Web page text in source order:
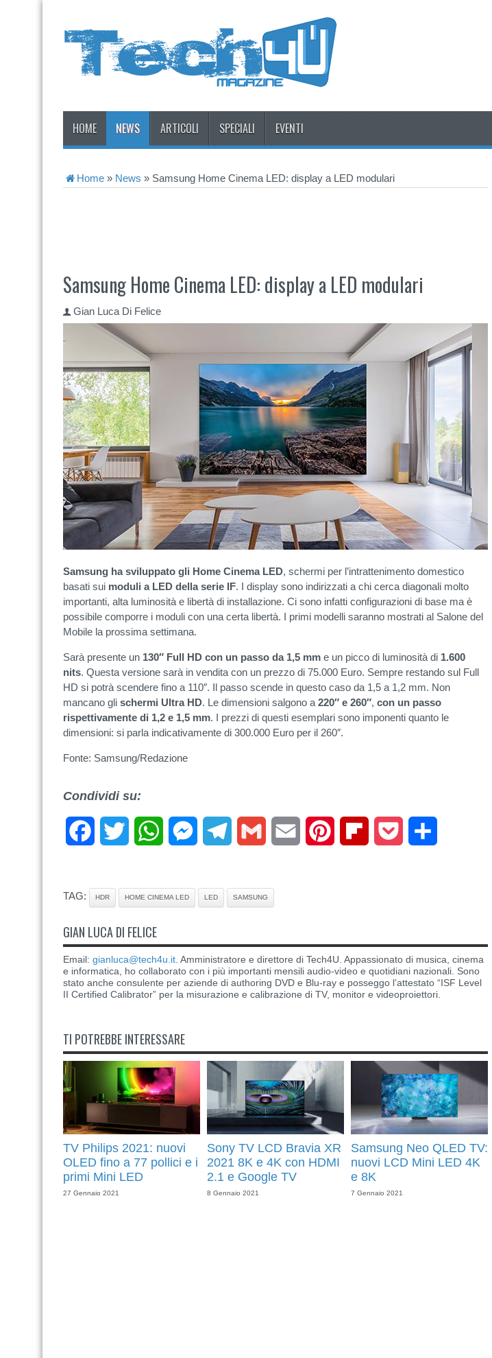
HOME NEWS ARTICOLI SPECIALI EVENTI
Home » News » Samsung Home Cinema LED: display a LED modulari
Samsung Home Cinema LED: display a LED modulari
Gian Luca Di Felice
Samsung ha sviluppato gli Home Cinema LED, schermi per l’intrattenimento domestico
basati sui moduli a LED della serie IF. I display sono indirizzati a chi cerca diagonali molto
importanti, alta luminosità e libertà di installazione. Ci sono infatti configurazioni di base ma è
possibile comporre i moduli con una certa libertà. I primi modelli saranno mostrati al Salone del
Mobile la prossima settimana.
Sarà presente un 130″ Full HD con un passo da 1,5 mm e un picco di luminosità di 1.600
nits. Questa versione sarà in vendita con un prezzo di 75.000 Euro. Sempre restando sul Full
HD si potrà scendere fino a 110″. Il passo scende in questo caso da 1,5 a 1,2 mm. Non
mancano gli schermi Ultra HD. Le dimensioni salgono a 220″ e 260″, con un passo
rispettivamente di 1,2 e 1,5 mm. I prezzi di questi esemplari sono imponenti quanto le
dimensioni: si parla indicativamente di 300.000 Euro per il 260″.
Fonte: Samsung/Redazione
Condividi su:
FacebookTwitter WhatsAppMessengerTelegramGmail Email Pinterest FlipboardPocket
TAG: HDR HOME CINEMA LED LED SAMSUNG
GIAN LUCA DI FELICE
Email: gianluca@tech4u.it . Amministratore e direttore di Tech4U. Appassionato di musica, cinema
e informatica, ho collaborato con i più importanti mensili audio-video e quotidiani nazionali. Sono
stato anche consulente per aziende di authoring DVD e Blu-ray e posseggo l’attestato “ISF Level
II Certified Calibrator” per la misurazione e calibrazione di TV, monitor e videoproiettori.
TI POTREBBE INTERESSARE
TV Philips 2021: nuovi
OLED fino a 77 pollici e i
primi Mini LED
27 Gennaio 2021
Sony TV LCD Bravia XR
2021 8K e 4K con HDMI
2.1 e Google TV
8 Gennaio 2021
Samsung Neo QLED TV:
nuovi LCD Mini LED 4K
e 8K
7 Gennaio 2021